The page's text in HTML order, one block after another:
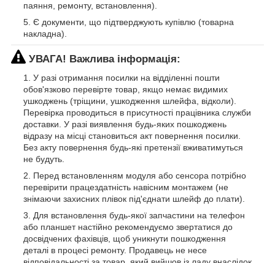
паяння, ремонту, встановлення).
Є документи, що підтверджують купівлю (товарна
накладна).
УВАГА! Важлива інформація:
У разі отримання посилки на відділенні пошти
обов'язково перевірте товар, якщо немає видимих
ушкоджень (тріщини, ушкодження шлейфа, відколи).
Перевірка проводиться в присутності працівника служби
доставки. У разі виявлення будь-яких пошкоджень
відразу на місці становиться акт повернення посилки.
Без акту повернення будь-які претензії вживатимуться
не будуть.
Перед встановленням модуля або сенсора потрібно
перевірити працездатність навісним монтажем (не
знімаючи захисних плівок під'єднати шлейф до плати).
Для встановлення будь-якої запчастини на телефон
або планшет настійно рекомендуємо звертатися до
досвідчених фахівців, щоб уникнути пошкодження
деталі в процесі ремонту. Продавець не несе